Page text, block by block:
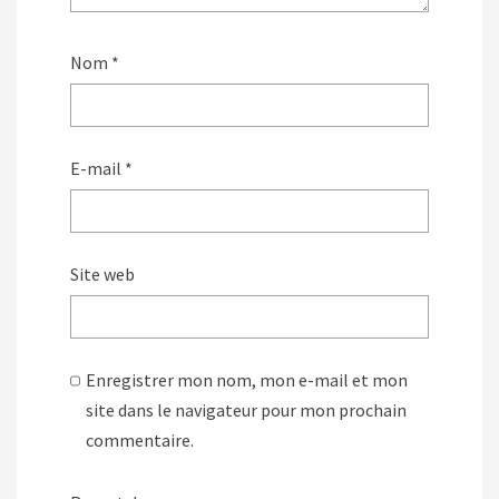
Nom *
E-mail *
Site web
Enregistrer mon nom, mon e-mail et mon
site dans le navigateur pour mon prochain
commentaire.